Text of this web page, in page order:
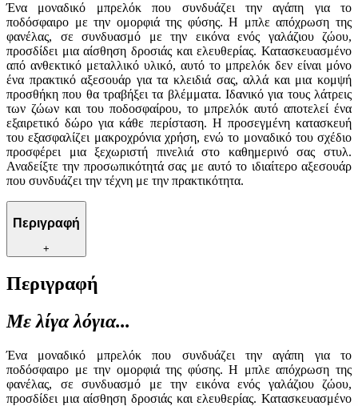
Ένα μοναδικό μπρελόκ που συνδυάζει την αγάπη για το
ποδόσφαιρο με την ομορφιά της φύσης. Η μπλε απόχρωση της
φανέλας, σε συνδυασμό με την εικόνα ενός γαλάζιου ζώου,
προσδίδει μια αίσθηση δροσιάς και ελευθερίας. Κατασκευασμένο
από ανθεκτικό μεταλλικό υλικό, αυτό το μπρελόκ δεν είναι μόνο
ένα πρακτικό αξεσουάρ για τα κλειδιά σας, αλλά και μια κομψή
προσθήκη που θα τραβήξει τα βλέμματα. Ιδανικό για τους λάτρεις
των ζώων και του ποδοσφαίρου, το μπρελόκ αυτό αποτελεί ένα
εξαιρετικό δώρο για κάθε περίσταση. Η προσεγμένη κατασκευή
του εξασφαλίζει μακροχρόνια χρήση, ενώ το μοναδικό του σχέδιο
προσφέρει μια ξεχωριστή πινελιά στο καθημερινό σας στυλ.
Αναδείξτε την προσωπικότητά σας με αυτό το ιδιαίτερο αξεσουάρ
που συνδυάζει την τέχνη με την πρακτικότητα.
Περιγραφή
+
Περιγραφή
Με λίγα λόγια...
Ένα μοναδικό μπρελόκ που συνδυάζει την αγάπη για το
ποδόσφαιρο με την ομορφιά της φύσης. Η μπλε απόχρωση της
φανέλας, σε συνδυασμό με την εικόνα ενός γαλάζιου ζώου,
προσδίδει μια αίσθηση δροσιάς και ελευθερίας. Κατασκευασμένο